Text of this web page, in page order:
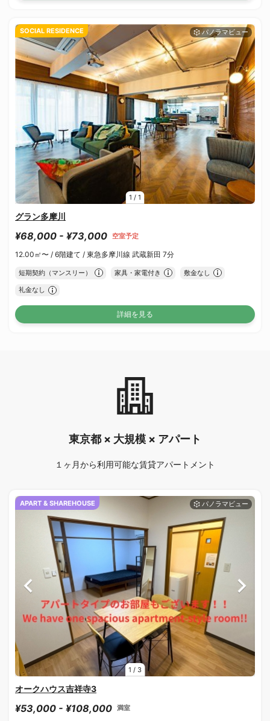
1 / 1
SOCIAL RESIDENCE
グラン多摩川
¥68,000 - ¥73,000 空室予定
12.00㎡〜 / 6階建て / 東急多摩川線 武蔵新田 7分
短期契約（マンスリー） 家具・家電付き 敷金なし
礼金なし
詳細を見る
東京都 × 大規模 × アパート
１ヶ月から利用可能な賃貸アパートメント
1 / 3
APART & SHAREHOUSE
オークハウス吉祥寺3
¥53,000 - ¥108,000 満室